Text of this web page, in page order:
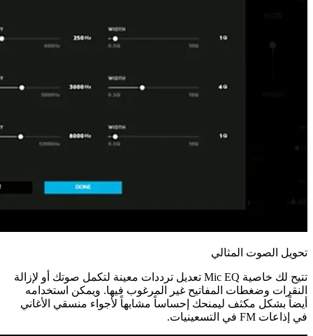
تحويل الصوت المثالي
تتيح لك خاصية Mic EQ تعديل ترددات معينة لتكمل صوتك أو لإزالة
النقرات وضغطات المفاتيح غير المرغوب فيها. ويمكن استخدامه
أيضاً بشكل مكثف ليمنحك إحساساً مشابهاً لأجواء منسقي الأغاني
في إذاعات FM في التسعينيات.